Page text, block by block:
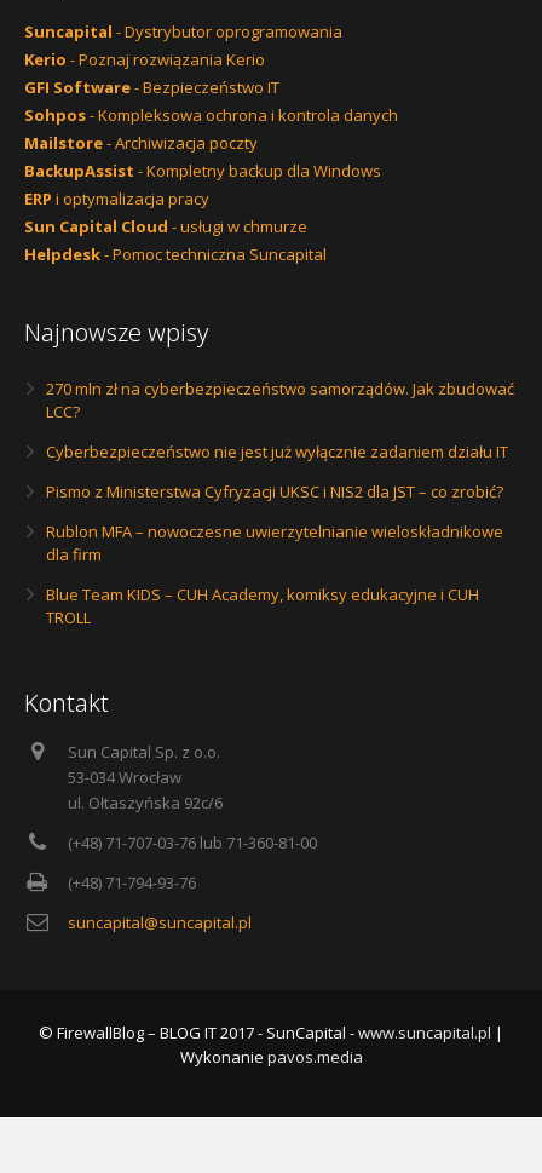
Suncapital - Dystrybutor oprogramowania
Kerio - Poznaj rozwiązania Kerio
GFI Software- Bezpieczeństwo IT
Sohpos- Kompleksowa ochrona i kontrola danych
Mailstore- Archiwizacja poczty
BackupAssist - Kompletny backup dla Windows
ERP i optymalizacja pracy
Sun Capital Cloud - usługi w chmurze
Helpdesk- Pomoc techniczna Suncapital
Najnowsze wpisy
270 mln zł na cyberbezpieczeństwo samorządów. Jak zbudować
LCC?
Cyberbezpieczeństwo nie jest już wyłącznie zadaniem działu IT
Pismo z Ministerstwa Cyfryzacji UKSC i NIS2 dla JST – co zrobić?
Rublon MFA – nowoczesne uwierzytelnianie wieloskładnikowe
dla firm
Blue Team KIDS – CUH Academy, komiksy edukacyjne i CUH
TROLL
Kontakt
Sun Capital Sp. z o.o.
53-034 Wrocław
ul. Ołtaszyńska 92c/6
(+48) 71-707-03-76 lub 71-360-81-00
(+48) 71-794-93-76
suncapital@suncapital.pl
© FirewallBlog – BLOG IT 2017 - SunCapital -www.suncapital.pl |
Wykonanie pavos.media